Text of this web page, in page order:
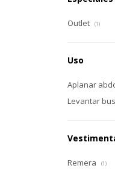
Outlet (1)
Uso
Aplanar
Levantar
Remera (1)